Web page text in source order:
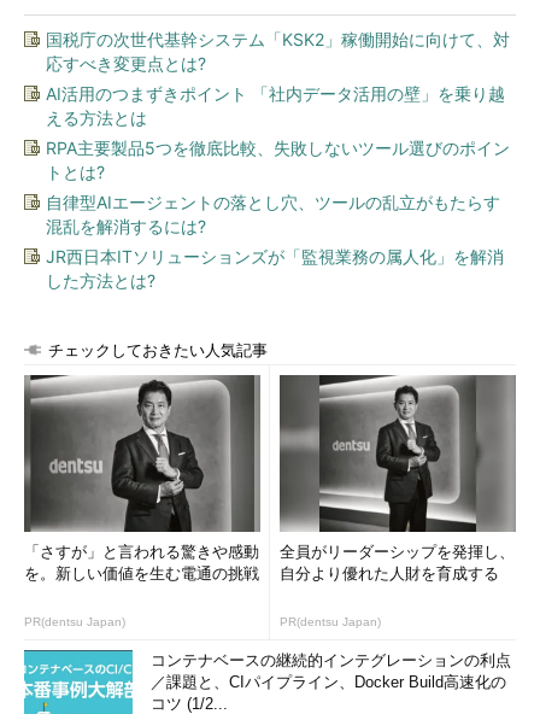
国税庁の次世代基幹システム「KSK2」稼働開始に向けて、対
応すべき変更点とは?
AI活用のつまずきポイント 「社内データ活用の壁」を乗り越
える方法とは
RPA主要製品5つを徹底比較、失敗しないツール選びのポイン
トとは?
自律型AIエージェントの落とし穴、ツールの乱立がもたらす
混乱を解消するには?
JR西日本ITソリューションズが「監視業務の属人化」を解消
した方法とは?
チェックしておきたい人気記事
「さすが」と言われる驚きや感動
を。新しい価値を生む電通の挑戦
PR(dentsu Japan)
全員がリーダーシップを発揮し、
自分より優れた人財を育成する
PR(dentsu Japan)
コンテナベースの継続的インテグレーションの利点
／課題と、CIパイプライン、Docker Build高速化の
コツ (1/2...